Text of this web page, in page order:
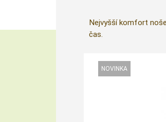
Nejvyšší komfort
čas.